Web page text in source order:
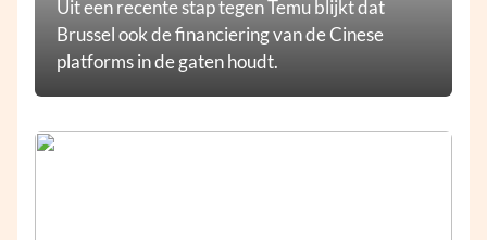
Uit een recente stap tegen Temu blijkt dat
Brussel ook de financiering van de Cinese
platforms in de gaten houdt.